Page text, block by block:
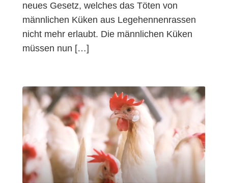
neues Gesetz, welches das Töten von
männlichen Küken aus Legehennenrassen
nicht mehr erlaubt. Die männlichen Küken
müssen nun […]